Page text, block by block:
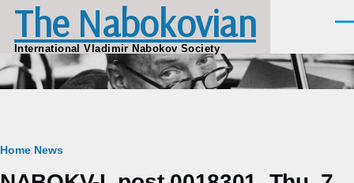
Skip to main content
The Nabokovian
International Vladimir Nabokov Society
Breadcrumb
Home News